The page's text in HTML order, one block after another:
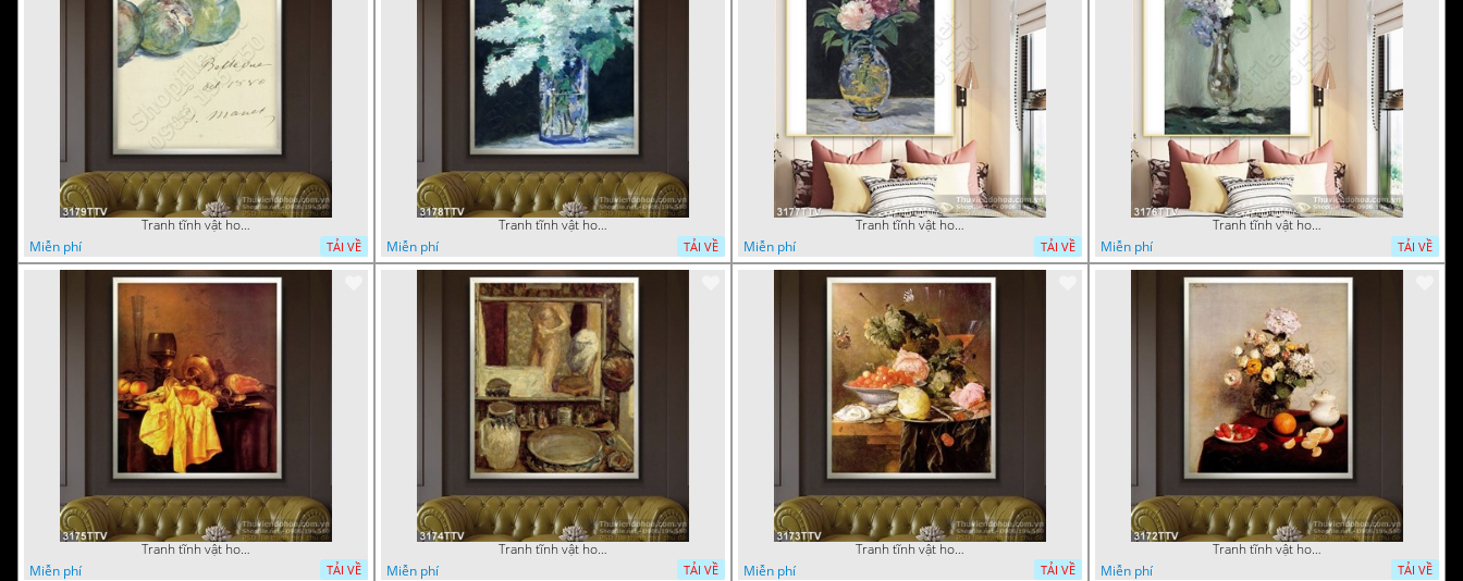
Tranh tĩnh vật hoa quả sơn dầu dán tường đẹp
Miễn phí
TẢI VỀ
Tranh tĩnh vật hoa quả sơn dầu trang trí tường đẹp
Miễn phí
TẢI VỀ
Tranh tĩnh vật hoa quả sơn dầu nghệ thuật
Miễn phí
TẢI VỀ
Tranh tĩnh vật hoa quả sơn dầu trang trí tường
Miễn phí
TẢI VỀ
Tranh tĩnh vật hoa quả sơn dầu trang trí đẹp
Miễn phí
TẢI VỀ
Tranh tĩnh vật hoa quả sơn dầu nghệ thuật
Miễn phí
TẢI VỀ
Tranh tĩnh vật hoa quả sơn dầu độc đáo đẹp
Miễn phí
TẢI VỀ
Tranh tĩnh vật hoa quả sơn dầu trang trí phòng ngủ
Miễn phí
TẢI VỀ